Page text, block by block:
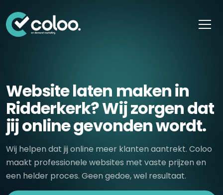
Website laten maken in
Ridderkerk? Wij zorgen dat
jij online gevonden wordt.
Wij helpen dat jij online meer klanten aantrekt. Coloo
maakt professionele websites met vaste prijzen en
een helder proces. Geen gedoe, wel resultaat.